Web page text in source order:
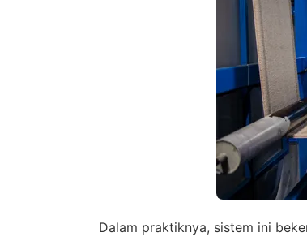
Dalam praktiknya, sistem ini